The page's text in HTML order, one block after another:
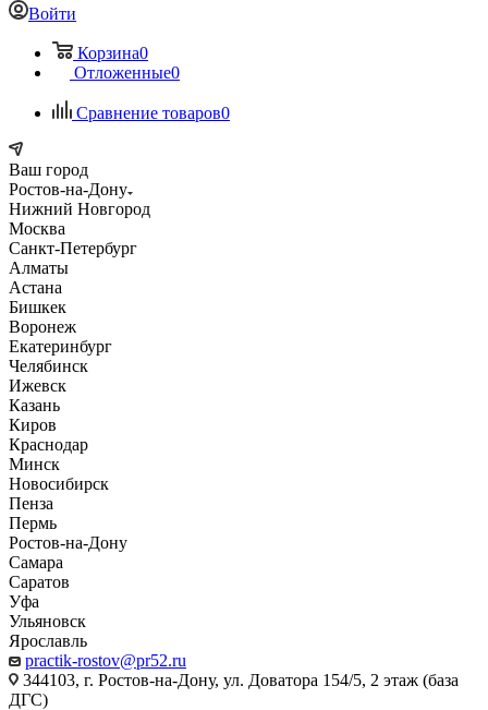
Войти
Корзина0
Отложенные0
Сравнение товаров0
Ваш город
Ростов-на-Дону
Нижний Новгород
Москва
Санкт-Петербург
Алматы
Астана
Бишкек
Воронеж
Екатеринбург
Челябинск
Ижевск
Казань
Киров
Краснодар
Минск
Новосибирск
Пенза
Пермь
Ростов-на-Дону
Самара
Саратов
Уфа
Ульяновск
Ярославль
practik-rostov@pr52.ru
344103, г. Ростов-на-Дону, ул. Доватора 154/5, 2 этаж (база
ДГС)